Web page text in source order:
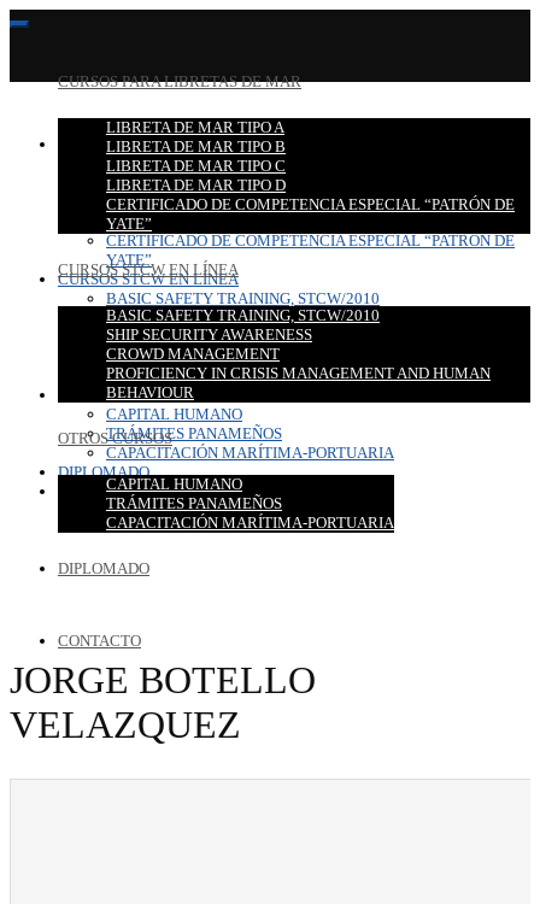
CURSOS PARA LIBRETAS DE MAR
LIBRETA DE MAR TIPO A
LIBRETA DE MAR TIPO B
LIBRETA DE MAR TIPO C
LIBRETA DE MAR TIPO D
CERTIFICADO DE COMPETENCIA ESPECIAL “PATRÓN DE
YATE”
CURSOS STCW EN LÍNEA
BASIC SAFETY TRAINING, STCW/2010
SHIP SECURITY AWARENESS
CROWD MANAGEMENT
PROFICIENCY IN CRISIS MANAGEMENT AND HUMAN
BEHAVIOUR
OTROS CURSOS
CAPITAL HUMANO
TRÁMITES PANAMEÑOS
CAPACITACIÓN MARÍTIMA-PORTUARIA
DIPLOMADO
CONTACTO
CURSOS PARA LIBRETAS DE MAR
LIBRETA DE MAR TIPO A
LIBRETA DE MAR TIPO B
LIBRETA DE MAR TIPO C
LIBRETA DE MAR TIPO D
CERTIFICADO DE COMPETENCIA ESPECIAL “PATRÓN DE
YATE”
CURSOS STCW EN LÍNEA
BASIC SAFETY TRAINING, STCW/2010
SHIP SECURITY AWARENESS
CROWD MANAGEMENT
PROFICIENCY IN CRISIS MANAGEMENT AND HUMAN
BEHAVIOUR
OTROS CURSOS
CAPITAL HUMANO
TRÁMITES PANAMEÑOS
CAPACITACIÓN MARÍTIMA-PORTUARIA
DIPLOMADO
CONTACTO
JORGE BOTELLO
VELAZQUEZ